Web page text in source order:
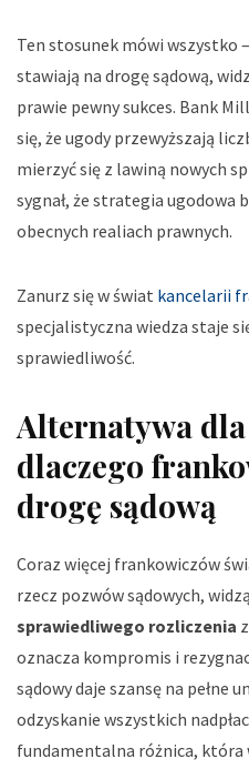
Ten stosunek mówi wszystko
stawiają na drogę sądową,
prawie pewny sukces. Bank
się, że ugody przewyższają
mierzyć się z lawiną nowych
sygnał, że strategia ugodowa
obecnych realiach prawnych.
Zanurz się w świat kancelarii
specjalistyczna wiedza staje
sprawiedliwość.
Alternatywa
dlaczego
drogę sądową
Coraz więcej frankowiczów
rzecz pozwów sądowych,
sprawiedliwego rozliczenia
oznacza kompromis i
sądowy daje szansę na pełne
odzyskanie wszystkich
fundamentalna różnica, która